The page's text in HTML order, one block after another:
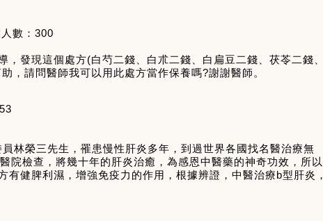
數： 300
， 發現這個處方(白芍二錢、白朮二錢、白扁豆二錢、茯苓二錢、
， 請問醫師我可以用此處方當作保養嗎?謝謝醫師。
53
林榮三先生，罹患慢性肝炎多年，到過世界各國找名醫治療無
院檢查，將幾十年的肝炎治癒，為感恩中醫藥的神奇功效，所以
健脾利濕，增強免疫力的作用，根據辨證，中醫治療b型肝炎，